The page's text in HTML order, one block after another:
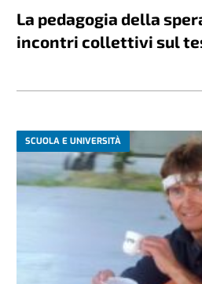
La pedagogia della
incontri collettivi sul
SCUOLA E UNIVERSITÀ